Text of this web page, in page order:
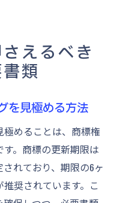
えるべき
類
を見極める方法
めることは、商標権
。商標の更新期限は
れており、期限の6ヶ
奨されています。こ